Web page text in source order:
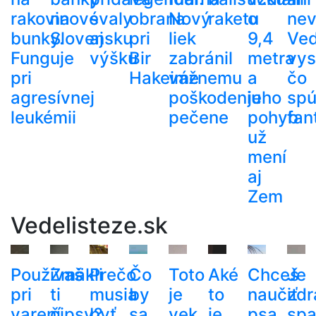
rakovinové
bunky.
Funguje
pri
agresívnej
leukémii
na
Slovensku
svaly
aj
výšku
obrana
pri
Bir
Hakeime
Nový
liek
zabránil
vážnemu
poškodeniu
pečene
raketu
o
9,4
metra
a
jeho
pohyb
už
mení
aj
Zem
čo
Vedelisteze.sk
Používaš
pri
Zmäkli
ti
Prečo
musia
Čo
by
Toto
je
Aké
to
Chceš
naučiť
Je